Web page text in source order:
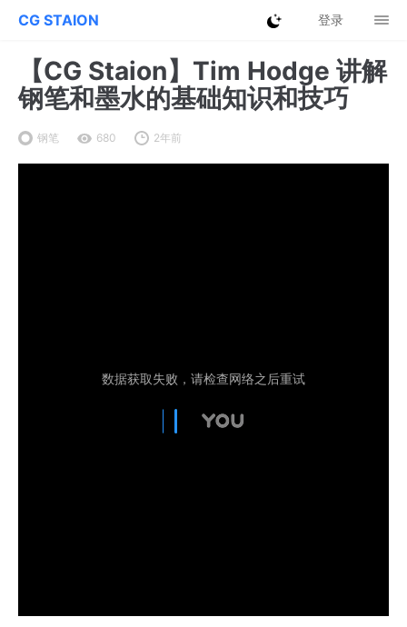
CG STAION 登录
【CG Staion】Tim Hodge 讲解
钢笔和墨水的基础知识和技巧
钢笔 680 2年前